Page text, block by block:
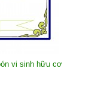
vi sinh hữu cơ